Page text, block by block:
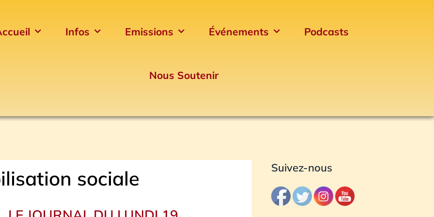
Infos Emissions Événements Podcasts
Nous Soutenir
sociale Suivez-nous
Archives